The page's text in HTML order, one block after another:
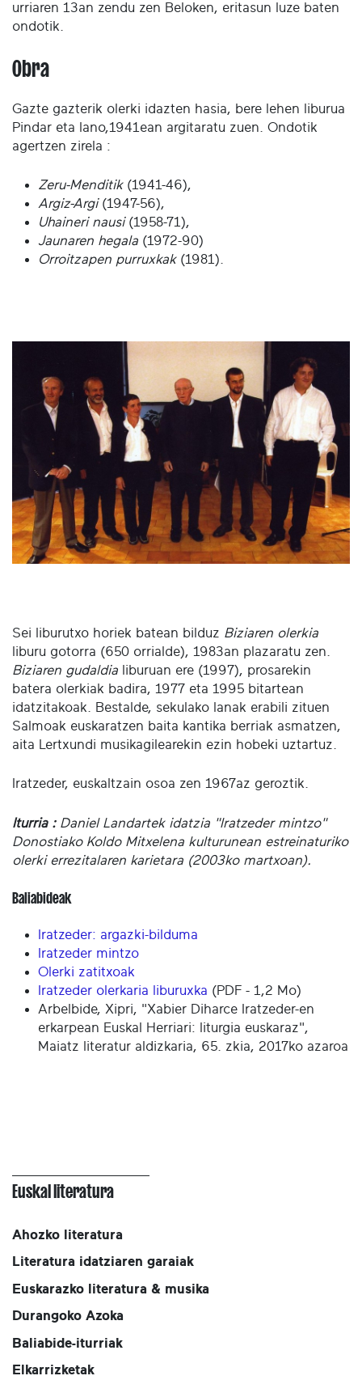
urriaren 13an zendu zen Beloken, eritasun luze baten
ondotik.
Obra
Gazte gazterik olerki idazten hasia, bere lehen liburua
Pindar eta lano,1941ean argitaratu zuen. Ondotik
agertzen zirela :
Zeru-Menditik(1941-46),
Argiz-Argi(1947-56),
Uhaineri nausi(1958-71),
Jaunaren hegala (1972-90)
Orroitzapen purruxkak(1981).
Sei liburutxo horiek batean bilduz Biziaren olerkia
liburu gotorra (650 orrialde), 1983an plazaratu zen.
Biziaren gudaldia liburuan ere (1997), prosarekin
batera olerkiak badira, 1977 eta 1995 bitartean
idatzitakoak. Bestalde, sekulako lanak erabili zituen
Salmoak euskaratzen baita kantika berriak asmatzen,
aita Lertxundi musikagilearekin ezin hobeki uztartuz.
Iratzeder, euskaltzain osoa zen 1967az geroztik.
Iturria :Daniel Landartek idatzia "Iratzeder mintzo"
Donostiako Koldo Mitxelena kulturunean estreinaturiko
olerki errezitalaren karietara (2003ko martxoan).
Baliabideak
Iratzeder: argazki-bilduma
Iratzeder mintzo
Olerki zatitxoak
Iratzeder olerkaria liburuxka (PDF - 1,2 Mo)
Arbelbide, Xipri, "Xabier Diharce Iratzeder-en
erkarpean Euskal Herriari: liturgia euskaraz",
Maiatz literatur aldizkaria, 65. zkia, 2017ko azaroa
Euskal literatura
Ahozko literatura
Literatura idatziaren garaiak
Euskarazko literatura & musika
Durangoko Azoka
Baliabide-iturriak
Elkarrizketak